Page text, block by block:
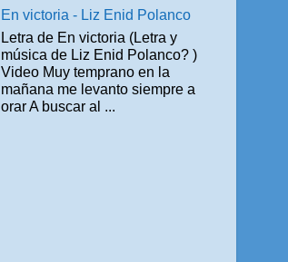
En victoria - Liz Enid Polanco
Letra de En victoria (Letra y
música de Liz Enid Polanco? )
Video Muy temprano en la
mañana me levanto siempre a
orar A buscar al ...